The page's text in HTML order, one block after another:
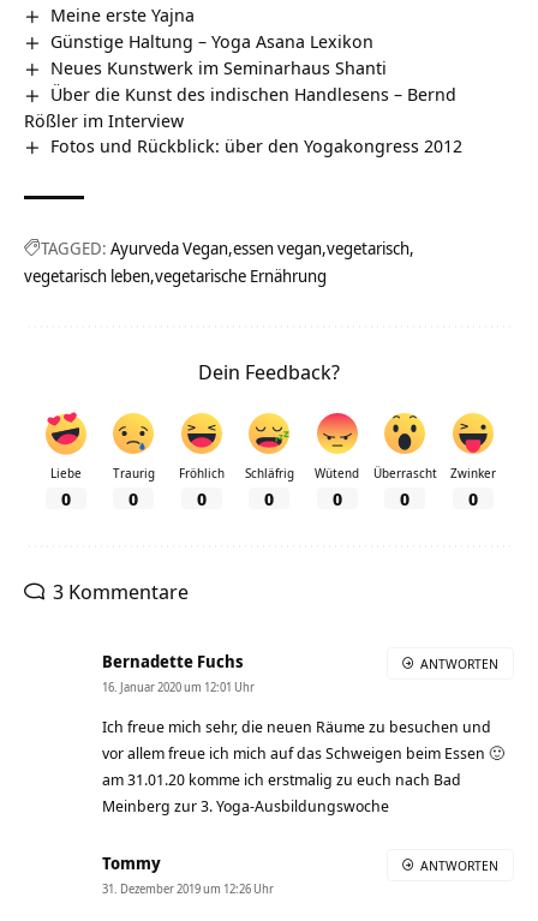
Meine erste Yajna
Günstige Haltung – Yoga Asana Lexikon
Neues Kunstwerk im Seminarhaus Shanti
Über die Kunst des indischen Handlesens – Bernd
Rößler im Interview
Fotos und Rückblick: über den Yogakongress 2012
TAGGED: Ayurveda Vegan essen vegan vegetarisch
vegetarisch leben vegetarische Ernährung
Dein Feedback?
Liebe
0
Traurig
0
Fröhlich
0
Schläfrig
0
Wütend
0
Überrascht
0
Zwinker
0
3 Kommentare
Bernadette Fuchs
16. Januar 2020 um 12:01 Uhr
Ich freue mich sehr, die neuen Räume zu besuchen und
vor allem freue ich mich auf das Schweigen beim Essen 🙂
am 31.01.20 komme ich erstmalig zu euch nach Bad
Meinberg zur 3. Yoga-Ausbildungswoche
ANTWORTEN
Tommy
31. Dezember 2019 um 12:26 Uhr
ANTWORTEN